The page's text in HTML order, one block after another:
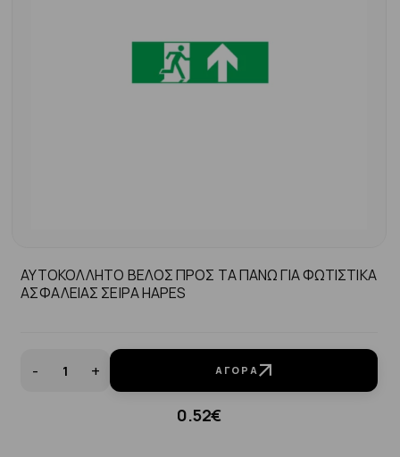
ΑΥΤΟΚΟΛΛΗΤΟ ΒΕΛΟΣ ΠΡΟΣ ΤΑ ΠΑΝΩ ΓΙΑ ΦΩΤΙΣΤΙΚΑ
ΑΣΦΑΛΕΙΑΣ ΣΕΙΡΑ ΗΑPES
- + ΑΓΟΡΆ
0.52€